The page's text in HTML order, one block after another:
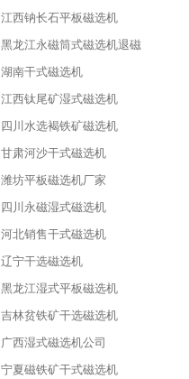
江西钠长石平板磁选机
黑龙江永磁筒式磁选机退磁
湖南干式磁选机
江西钛尾矿湿式磁选机
四川水选褐铁矿磁选机
甘肃河沙干式磁选机
潍坊平板磁选机厂家
四川永磁湿式磁选机
河北销售干式磁选机
辽宁干选磁选机
黑龙江湿式平板磁选机
吉林贫铁矿干选磁选机
广西湿式磁选机公司
宁夏磁铁矿干式磁选机